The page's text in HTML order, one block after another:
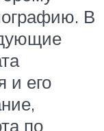
В
и его
по